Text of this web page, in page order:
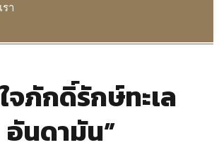
า
จภักดิ์รักษ์ทะเล
อันดามัน”